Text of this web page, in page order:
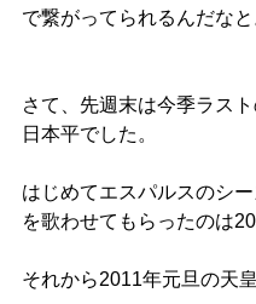
で繋がってられるんだなと
さて、先週末は今季ラス
日本平でした。
はじめてエスパルスのシ
を歌わせてもらったのは
それから2011年元旦の天皇